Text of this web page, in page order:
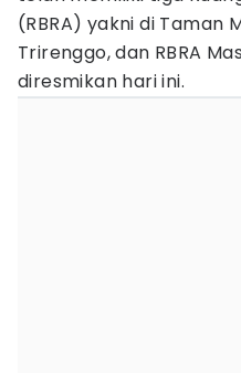
(RBRA) yakni di Taman
Trirenggo, dan RBRA
diresmikan hari ini.